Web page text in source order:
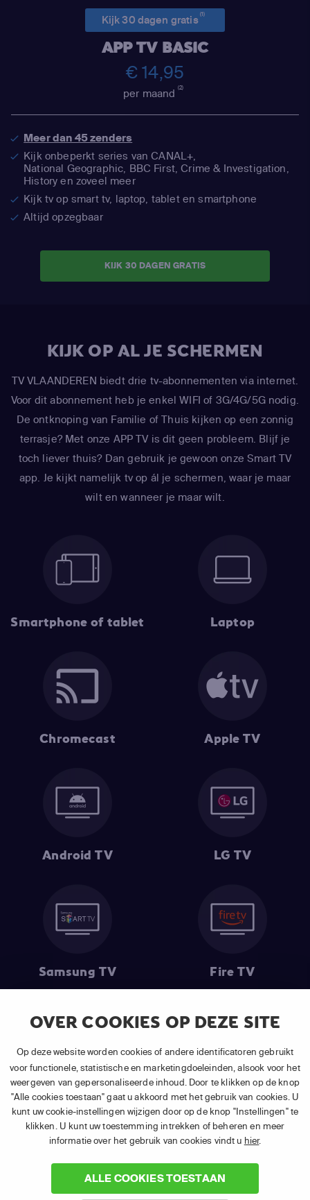
OVER COOKIES OP DEZE SITE
Op deze website worden cookies of andere identificatoren gebruikt
voor functionele, statistische en marketingdoeleinden, alsook voor het
weergeven van gepersonaliseerde inhoud. Door te klikken op de knop
"Alle cookies toestaan" gaat u akkoord met het gebruik van cookies. U
kunt uw cookie-instellingen wijzigen door op de knop "Instellingen" te
klikken. U kunt uw toestemming intrekken of beheren en meer
informatie over het gebruik van cookies vindt u hier.
ALLE COOKIES TOESTAAN
Kijk 30 dagen gratis(1)
APP TV BASIC
€ 14,95
per maand(2)
Meer dan 45 zenders
Kijk onbeperkt series van CANAL+,
National Geographic, BBC First, Crime & Investigation,
History en zoveel meer
Kijk tv op smart tv, laptop, tablet en smartphone
Altijd opzegbaar
KIJK 30 DAGEN GRATIS
KIJK OP AL JE SCHERMEN
TV VLAANDEREN biedt drie tv-abonnementen via internet.
Voor dit abonnement heb je enkel WIFI of 3G/4G/5G nodig.
De ontknoping van Familie of Thuis kijken op een zonnig
terrasje? Met onze APP TV is dit geen probleem. Blijf je
toch liever thuis? Dan gebruik je gewoon onze Smart TV
app. Je kijkt namelijk tv op ál je schermen, waar je maar
wilt en wanneer je maar wilt.
Smartphone of tablet Laptop
Chromecast Apple TV
Android TV LG TV
Samsung TV Fire TV
(1) De eerste 30 dagen gratis: Geldig op alle nieuwe abonnementen
van APP TV Light, Basic of Plus.
(2) Prijs abonnement : Incl. BTW.
(3) Restart & Replayis beschikbaar voorvolgende zendersafhankelijk
van je gekozen pakket.